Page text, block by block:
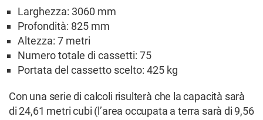
Larghezza: 3060 mm
Profondità: 825 mm
Altezza: 7 metri
Numero totale di cassetti: 75
Portata del cassetto scelto: 425 kg
Con una serie di calcoli risulterà che la capacità sarà
di 24,61 metri cubi (l’area occupata a terra sarà di 9,56